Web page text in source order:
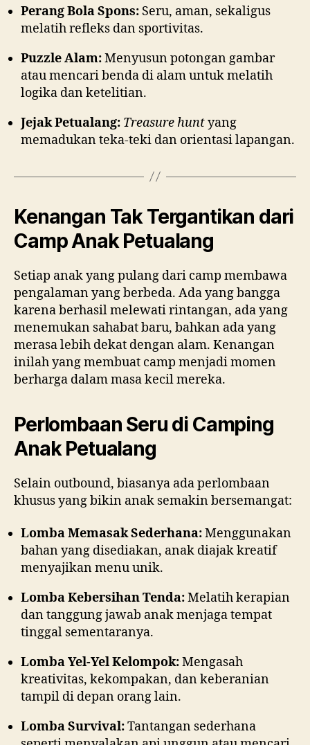
Perang Bola Spons: Seru, aman, sekaligus
melatih refleks dan sportivitas.
Puzzle Alam:Menyusun potongan gambar
atau mencari benda di alam untuk melatih
logika dan ketelitian.
Jejak Petualang: Treasure huntyang
memadukan teka-teki dan orientasi lapangan.
Kenangan Tak Tergantikan dari
Camp Anak Petualang
Setiap anak yang pulang dari camp membawa
pengalaman yang berbeda. Ada yang bangga
karena berhasil melewati rintangan, ada yang
menemukan sahabat baru, bahkan ada yang
merasa lebih dekat dengan alam. Kenangan
inilah yang membuat camp menjadi momen
berharga dalam masa kecil mereka.
Perlombaan Seru di Camping
Anak Petualang
Selain outbound, biasanya ada perlombaan
khusus yang bikin anak semakin bersemangat:
Lomba Memasak Sederhana:Menggunakan
bahan yang disediakan, anak diajak kreatif
menyajikan menu unik.
Lomba Kebersihan Tenda:Melatih kerapian
dan tanggung jawab anak menjaga tempat
tinggal sementaranya.
Lomba Yel-Yel Kelompok:Mengasah
kreativitas, kekompakan, dan keberanian
tampil di depan orang lain.
Lomba Survival:Tantangan sederhana